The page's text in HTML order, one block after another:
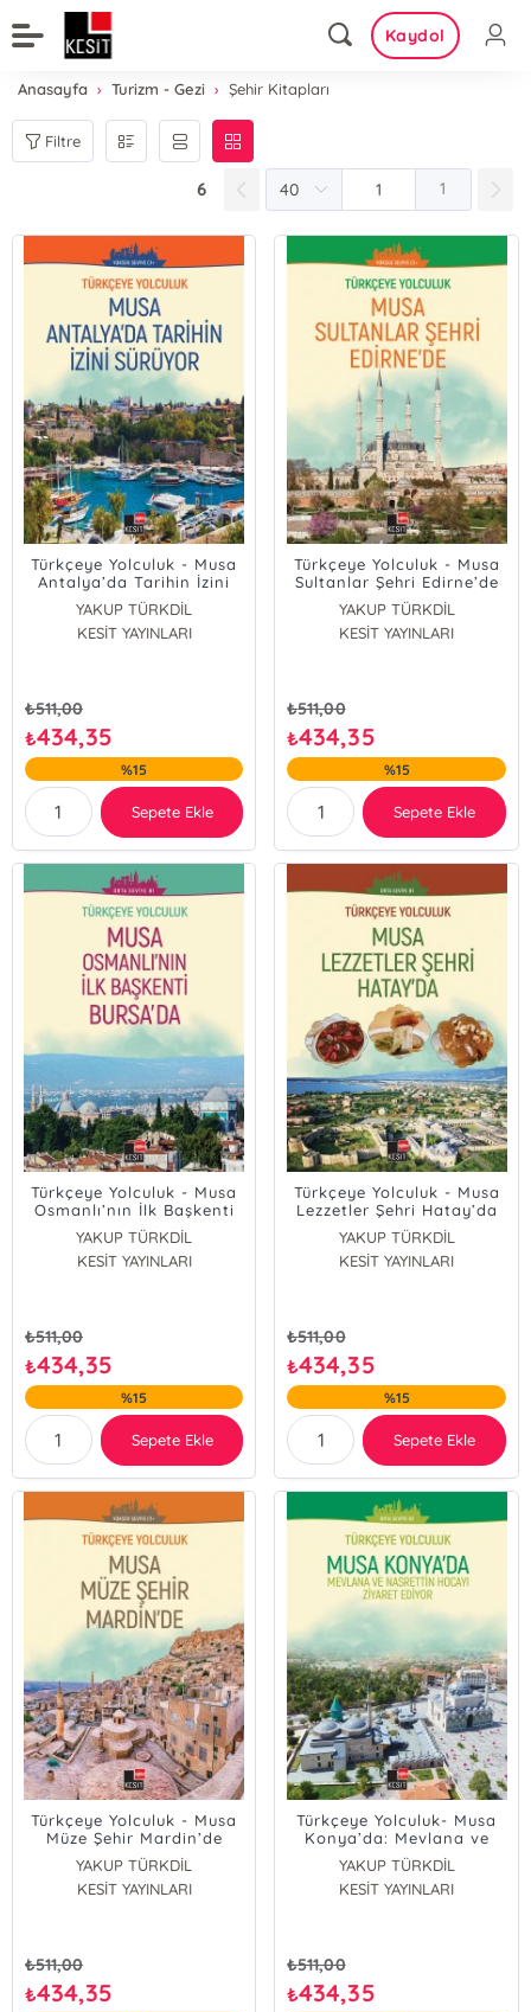
Kaydol
Anasayfa Turizm - Gezi Şehir Kitapları
Filtre
6 1
Türkçeye Yolculuk - Musa
Antalya’da Tarihin İzini
Sürüyor (Yüksek Seviye
C1+)
YAKUP TÜRKDİL
BUSE BÜŞRA TÜRKDİL
KESİT YAYINLARI
₺511,00
₺434,35
%15
Sepete Ekle
Türkçeye Yolculuk - Musa
Sultanlar Şehri Edirne’de
(Yüksek Seviye C1+ )
YAKUP TÜRKDİL
ASLI AKINCILAR
KESİT YAYINLARI
₺511,00
₺434,35
%15
Sepete Ekle
Türkçeye Yolculuk - Musa
Osmanlı’nın İlk Başkenti
Bursa’da (Orta Seviye B1)
YAKUP TÜRKDİL
ASLI AKINCILAR
KESİT YAYINLARI
₺511,00
₺434,35
%15
Sepete Ekle
Türkçeye Yolculuk - Musa
Lezzetler Şehri Hatay’da
(Orta Seviye B1)
YAKUP TÜRKDİL
ASLI AKINCILAR
KESİT YAYINLARI
₺511,00
₺434,35
%15
Sepete Ekle
Türkçeye Yolculuk - Musa
Müze Şehir Mardin’de
YAKUP TÜRKDİL
ASLI AKINCILAR
KESİT YAYINLARI
₺511,00
₺434,35
Türkçeye Yolculuk- Musa
Konya’da: Mevlana ve
Nasrettin Hoca’yı Ziyaret
Ediyor
YAKUP TÜRKDİL
ASLI AKINCILAR
KESİT YAYINLARI
₺511,00
₺434,35